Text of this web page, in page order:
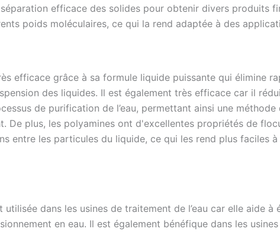
efficace des solides pour obtenir divers produits
poids moléculaires, ce qui la rend adaptée à des
efficace grâce à sa formule liquide puissante qui élimine
des liquides. Il est également très efficace car il
de purification de l’eau, permettant ainsi une
De plus, les polyamines ont d'excellentes propriétés de
entre les particules du liquide, ce qui les rend plus faciles à
dans les usines de traitement de l’eau car elle aide à
en eau. Il est également bénéfique dans les